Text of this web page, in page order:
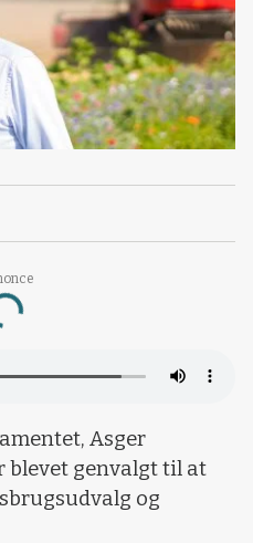
Asger
blevet genvalgt til at
og